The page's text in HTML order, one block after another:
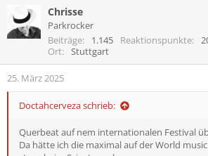
Chrisse
Parkrocker
Beiträge
1.145 Reaktionspunkte
Ort
Stuttgart
25. März 2025
Doctahcerveza schrieb:
Querbeat auf nem internationalen Festival
Da hätte ich die maximal auf der World